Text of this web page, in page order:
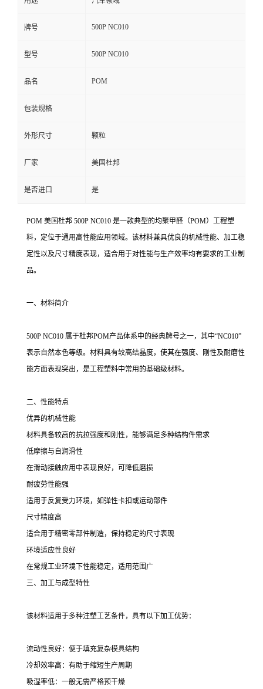
牌号 500P NC010
型号 500P NC010
品名 POM
包装规格
外形尺寸 颗粒
厂家 美国杜邦
是否进口 是
POM 美国杜邦 500P NC010 是一款典型的均聚甲醛（POM）工程塑
料，定位于通用高性能应用领域。该材料兼具优良的机械性能、加工稳
定性以及尺寸精度表现，适合用于对性能与生产效率均有要求的工业制
品。
一、材料简介
500P NC010 属于杜邦POM产品体系中的经典牌号之一，其中“NC010”
表示自然本色等级。材料具有较高结晶度，使其在强度、刚性及耐磨性
能方面表现突出，是工程塑料中常用的基础级材料。
二、性能特点
优异的机械性能
材料具备较高的抗拉强度和刚性，能够满足多种结构件需求
低摩擦与自润滑性
在滑动接触应用中表现良好，可降低磨损
耐疲劳性能强
适用于反复受力环境，如弹性卡扣或运动部件
尺寸精度高
适合用于精密零部件制造，保持稳定的尺寸表现
环境适应性良好
在常规工业环境下性能稳定，适用范围广
三、加工与成型特性
该材料适用于多种注塑工艺条件，具有以下加工优势：
流动性良好：便于填充复杂模具结构
冷却效率高：有助于缩短生产周期
吸湿率低：一般无需严格预干燥